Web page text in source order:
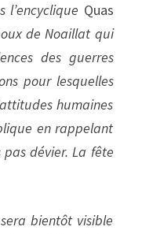
l’encyclique Quas
de Noaillat qui
des guerres
pour lesquelles
humaines
en rappelant
pas dévier. La fête
bientôt visible